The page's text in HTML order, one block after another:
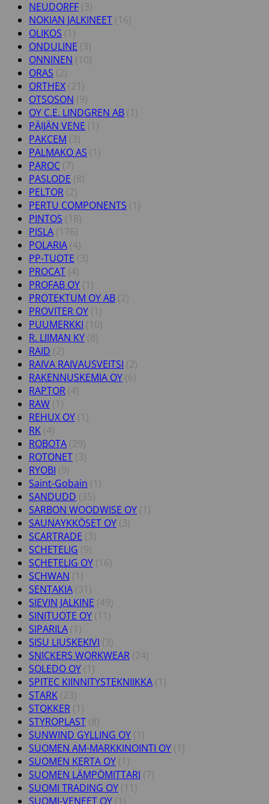
NEUDORFF (3)
NOKIAN JALKINEET (16)
OLIKOS (1)
ONDULINE (3)
ONNINEN (10)
ORAS (2)
ORTHEX (21)
OTSOSON (9)
OY C.E. LINDGREN AB (1)
PÄIJÄN VENE (1)
PAKCEM (3)
PALMAKO AS (1)
PAROC (7)
PASLODE (8)
PELTOR (2)
PERTU COMPONENTS (1)
PINTOS (18)
PISLA (176)
POLARIA (4)
PP-TUOTE (3)
PROCAT (4)
PROFAB OY (1)
PROTEKTUM OY AB (2)
PROVITER OY (1)
PUUMERKKI (10)
R. LIIMAN KY (8)
RAID (2)
RAIVA RAIVAUSVEITSI (2)
RAKENNUSKEMIA OY (6)
RAPTOR (4)
RAW (1)
REHUX OY (1)
RK (4)
ROBOTA (29)
ROTONET (3)
RYOBI (9)
Saint-Gobain (1)
SANDUDD (35)
SARBON WOODWISE OY (1)
SAUNAYKKÖSET OY (3)
SCARTRADE (3)
SCHETELIG (9)
SCHETELIG OY (16)
SCHWAN (1)
SENTAKIA (31)
SIEVIN JALKINE (49)
SINITUOTE OY (11)
SIPARILA (1)
SISU LIUSKEKIVI (3)
SNICKERS WORKWEAR (24)
SOLEDO OY (1)
SPITEC KIINNITYSTEKNIIKKA (1)
STARK (23)
STOKKER (1)
STYROPLAST (8)
SUNWIND GYLLING OY (1)
SUOMEN AM-MARKKINOINTI OY (1)
SUOMEN KERTA OY (1)
SUOMEN LÄMPÖMITTARI (7)
SUOMI TRADING OY (11)
SUOMI-VENEET OY (1)